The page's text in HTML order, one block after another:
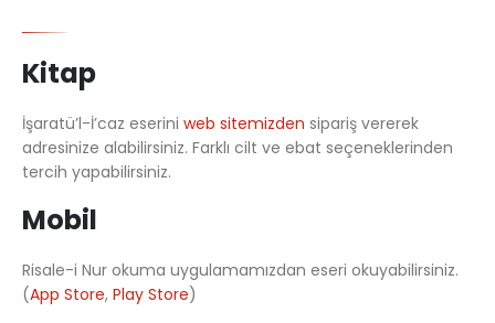
Kitap
İşaratü’l-İ’caz eserini web sitemizden sipariş vererek
adresinize alabilirsiniz. Farklı cilt ve ebat seçeneklerinden
tercih yapabilirsiniz.
Mobil
Risale-i Nur okuma uygulamamızdan eseri okuyabilirsiniz.
(App Store, Play Store)